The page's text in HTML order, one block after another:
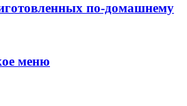
по-домашнему
меню